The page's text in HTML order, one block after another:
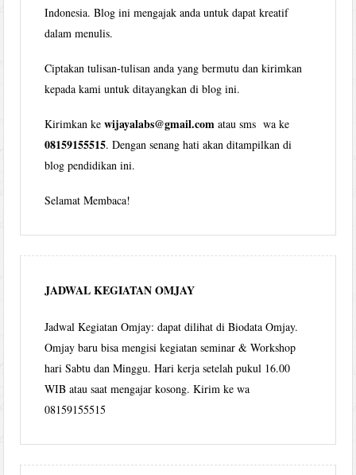
Indonesia. Blog ini mengajak anda untuk dapat kreatif
dalam menulis.
Ciptakan tulisan-tulisan anda yang bermutu dan kirimkan
kepada kami untuk ditayangkan di blog ini.
Kirimkan kewijayalabs@gmail.com atau sms wa ke
08159155515. Dengan senang hati akan ditampilkan di
blog pendidikan ini.
Selamat Membaca!
JADWAL KEGIATAN OMJAY
Jadwal Kegiatan Omjay: dapat dilihat di Biodata Omjay.
Omjay baru bisa mengisi kegiatan seminar & Workshop
hari Sabtu dan Minggu. Hari kerja setelah pukul 16.00
WIB atau saat mengajar kosong. Kirim ke wa
08159155515